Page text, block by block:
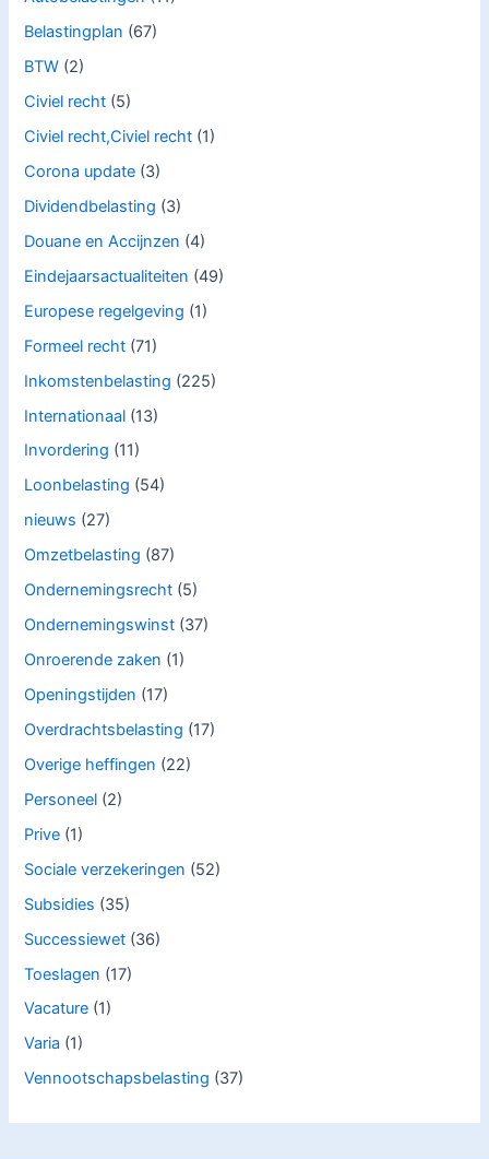
Belastingplan (67)
BTW (2)
Civiel recht (5)
Civiel recht,Civiel recht (1)
Corona update (3)
Dividendbelasting (3)
Douane en Accijnzen (4)
Eindejaarsactualiteiten (49)
Europese regelgeving (1)
Formeel recht (71)
Inkomstenbelasting (225)
Internationaal (13)
Invordering (11)
Loonbelasting (54)
nieuws (27)
Omzetbelasting (87)
Ondernemingsrecht (5)
Ondernemingswinst (37)
Onroerende zaken (1)
Openingstijden (17)
Overdrachtsbelasting (17)
Overige heffingen (22)
Personeel (2)
Prive (1)
Sociale verzekeringen (52)
Subsidies (35)
Successiewet (36)
Toeslagen (17)
Vacature (1)
Varia (1)
Vennootschapsbelasting (37)